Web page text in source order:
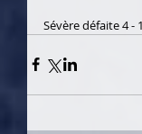
Sévère défaite 4 -